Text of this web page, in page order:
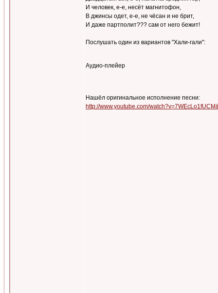
И человек, е-е, несёт магнитофон,
В джинсы одет, е-е, не чёсан и не брит,
И даже партполит??? сам от него бежит!
Послушать один из вариантов "Хали-гали":
Аудио-плейер
Нашёл оригинальное исполнение песни:
http://www.youtube.com/